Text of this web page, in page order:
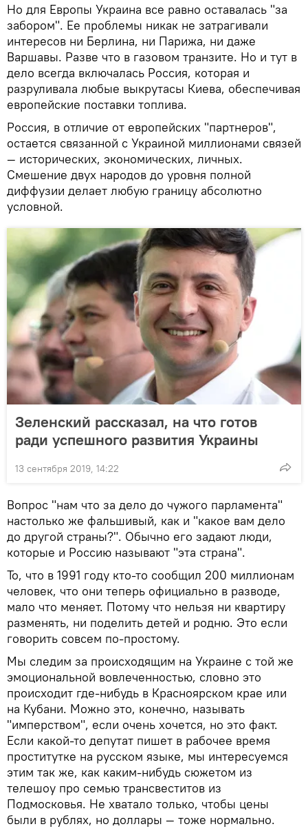
Но для Европы Украина все равно оставалась "за
забором". Ее проблемы никак не затрагивали
интересов ни Берлина, ни Парижа, ни даже
Варшавы. Разве что в газовом транзите. Но и тут в
дело всегда включалась Россия, которая и
разруливала любые выкрутасы Киева, обеспечивая
европейские поставки топлива.
Россия, в отличие от европейских "партнеров",
остается связанной с Украиной миллионами связей
— исторических, экономических, личных.
Смешение двух народов до уровня полной
диффузии делает любую границу абсолютно
условной.
Зеленский рассказал, на что готов
ради успешного развития Украины
13 сентября 2019, 14:22
Вопрос "нам что за дело до чужого парламента"
настолько же фальшивый, как и "какое вам дело
до другой страны?". Обычно его задают люди,
которые и Россию называют "эта страна".
То, что в 1991 году кто-то сообщил 200 миллионам
человек, что они теперь официально в разводе,
мало что меняет. Потому что нельзя ни квартиру
разменять, ни поделить детей и родню. Это если
говорить совсем по-простому.
Мы следим за происходящим на Украине с той же
эмоциональной вовлеченностью, словно это
происходит где-нибудь в Красноярском крае или
на Кубани. Можно это, конечно, называть
"имперством", если очень хочется, но это факт.
Если какой-то депутат пишет в рабочее время
проститутке на русском языке, мы интересуемся
этим так же, как каким-нибудь сюжетом из
телешоу про семью трансвеститов из
Подмосковья. Не хватало только, чтобы цены
были в рублях, но доллары — тоже нормально.